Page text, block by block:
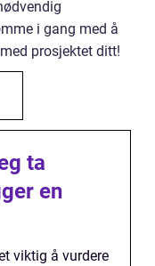
i gang med å
prosjektet ditt!
ta
en
viktig å vurdere